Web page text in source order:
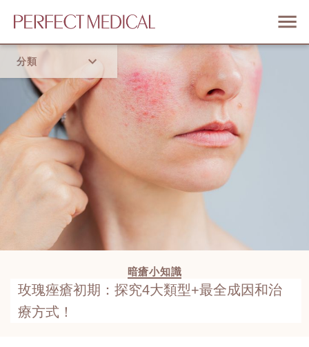
分類
首頁
流行趨勢
暗瘡小知識
玫瑰痤瘡初期：探究4大類型+最全成因和治
療方式！